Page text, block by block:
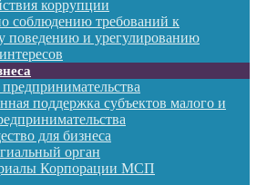
коррупции
соблюдению требований к
поведению и урегулированию
поддержка субъектов малого и
для бизнеса
орган
Корпорации МСП